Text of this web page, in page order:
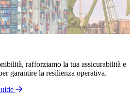
rafforziamo la tua assicurabilità e
garantire la resilienza operativa.